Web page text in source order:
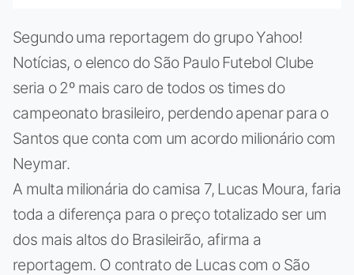
Segundo uma reportagem do grupo Yahoo!
Notícias, o elenco do São Paulo Futebol Clube
seria o 2º mais caro de todos os times do
campeonato brasileiro, perdendo apenar para o
Santos que conta com um acordo milionário com
Neymar.
A multa milionária do camisa 7, Lucas Moura, faria
toda a diferença para o preço totalizado ser um
dos mais altos do Brasileirão, afirma a
reportagem. O contrato de Lucas com o São